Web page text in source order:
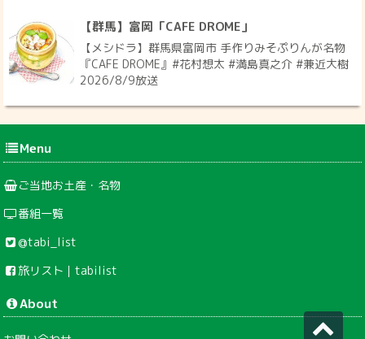
【群馬】富岡「CAFE DROME」
【メシドラ】群馬県富岡市 手作りみそぷりんが名物
『CAFE DROME』#花村想太 #満島真之介 #兼近大樹
2026/8/9放送
Menu
ご当地お土産・名物
番組一覧
@tabi_list
旅リスト｜tabilist
About